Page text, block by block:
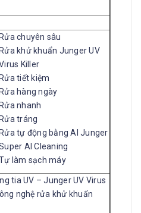
chuyên sâu
khử khuẩn Junger UV
Killer
tiết kiệm
hàng ngày
nhanh
tráng
tự động bằng AI Junger
AI Cleaning
làm sạch máy
tia UV – Junger UV Virus
nghệ rửa khử khuẩn